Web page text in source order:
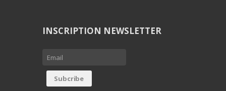
INSCRIPTION NEWSLETTER